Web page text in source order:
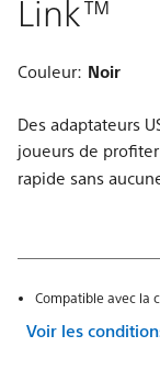
Link™
Couleur: Noir
Des adaptateurs
joueurs de
rapide sans
Compatible avec la
Voir les